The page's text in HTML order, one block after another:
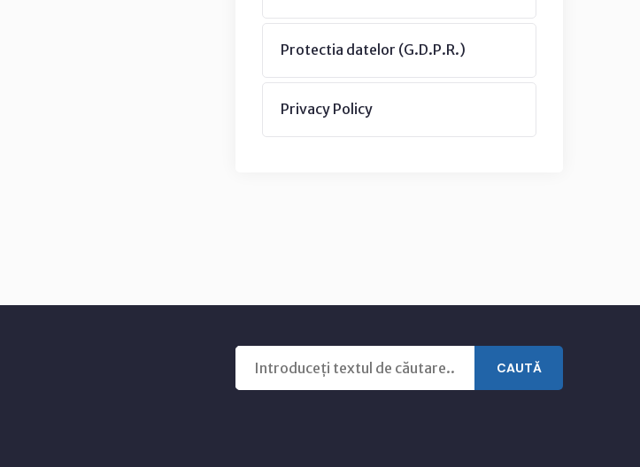
Protectia datelor (G.D.P.R.)
Privacy Policy
CAUTĂ